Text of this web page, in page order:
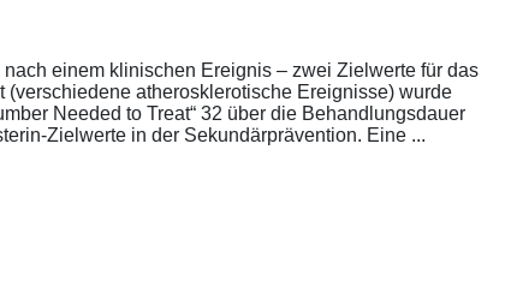
einem klinischen Ereignis – zwei Zielwerte für das
(verschiedene atherosklerotische Ereignisse) wurde
Needed to Treat“ 32 über die Behandlungsdauer
Zielwerte in der Sekundärprävention. Eine ...